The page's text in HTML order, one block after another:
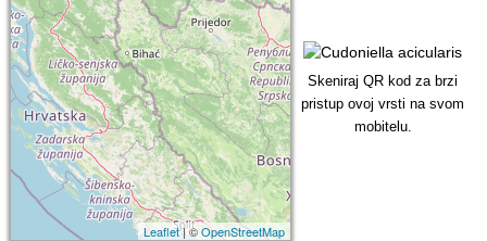
Leaflet| ©OpenStreetMap
Skeniraj QR kod za brzi
pristup ovoj vrsti na svom
mobitelu.